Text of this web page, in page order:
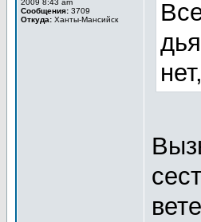
2009 8:43 am
Сообщения: 3709
Откуда: Ханты-Мансийск